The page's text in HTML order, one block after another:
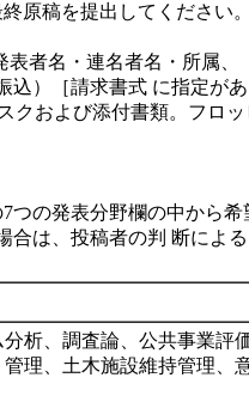
原稿を提出してください。
者名・連名者名・所属
）［請求書式 に指定があ
および添付書類。フロ
の発表分野欄の中から
は、投稿者の判 断によ
析、調査論、公共事業評
理、土木施設維持管理、